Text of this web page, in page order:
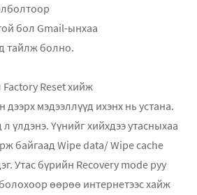
бол Gmail-ынхаа
тайлж болно.
Factory Reset хийж
дээрх мэдээллүүд ихэнх нь устана.
л үлдэнэ. Үүнийг хийхдээ утасныхаа
байгаад Wipe data/ Wipe cache
Утас бүрийн Recovery mode руу
өөрөө интернетээс хайж